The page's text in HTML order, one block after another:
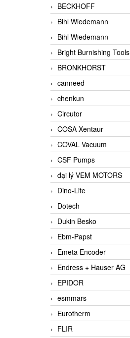
BECKHOFF
Bihl Wiedemann
Bihl Wiedemann
Bright Burnishing Tools
BRONKHORST
canneed
chenkun
Circutor
COSA Xentaur
COVAL Vacuum
CSF Pumps
đại lý VEM MOTORS
Dino-Lite
Dotech
Dukin Besko
Ebm-Papst
Emeta Encoder
Endress + Hauser AG
EPIDOR
esmmars
Eurotherm
FLIR